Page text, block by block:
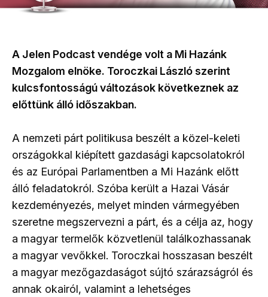
A Jelen Podcast vendége volt a Mi Hazánk
Mozgalom elnöke. Toroczkai László szerint
kulcsfontosságú változások következnek az
előttünk álló időszakban.
A nemzeti párt politikusa beszélt a közel-keleti
országokkal kiépített gazdasági kapcsolatokról
és az Európai Parlamentben a Mi Hazánk előtt
álló feladatokról. Szóba került a Hazai Vásár
kezdeményezés, melyet minden vármegyében
szeretne megszervezni a párt, és a célja az, hogy
a magyar termelők közvetlenül találkozhassanak
a magyar vevőkkel. Toroczkai hosszasan beszélt
a magyar mezőgazdaságot sújtó szárazságról és
annak okairól, valamint a lehetséges